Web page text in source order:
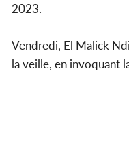
2023.
Vendredi, El Malick
la veille, en invoquant